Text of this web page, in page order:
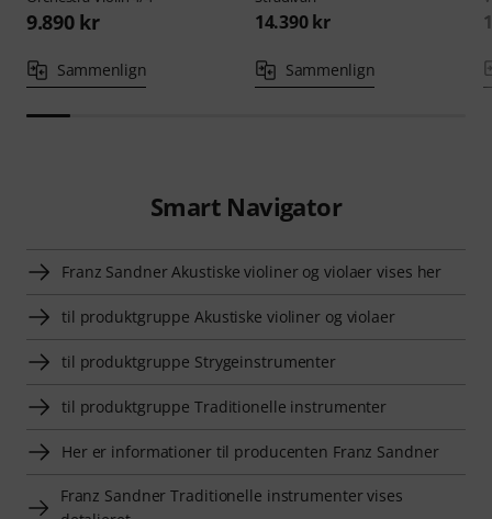
9.890 kr
Sammenlign
14.390 kr
Sammenlign
Smart Navigator
Franz Sandner Akustiske violiner og violaer vises her
til produktgruppe Akustiske violiner og violaer
til produktgruppe Strygeinstrumenter
til produktgruppe Traditionelle instrumenter
Her er informationer til producenten Franz Sandner
Franz Sandner Traditionelle instrumenter vises